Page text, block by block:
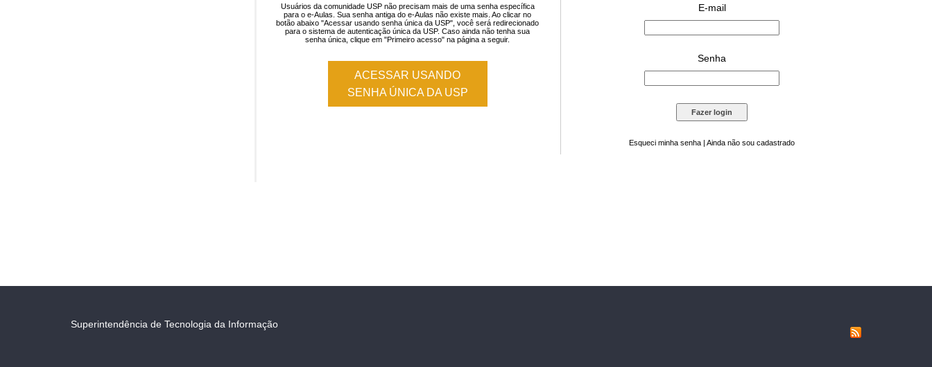
Usuários da comunidade USP não precisam mais de uma senha específica
para o e-Aulas. Sua senha antiga do e-Aulas não existe mais. Ao clicar no
botão abaixo "Acessar usando senha única da USP", você será redirecionado
para o sistema de autenticação única da USP. Caso ainda não tenha sua
senha única, clique em "Primeiro acesso" na página a seguir.
ACESSAR USANDO
SENHA ÚNICA DA USP
E-mail
Senha
Esqueci minha senha | Ainda não sou cadastrado
Superintendência de Tecnologia da Informação